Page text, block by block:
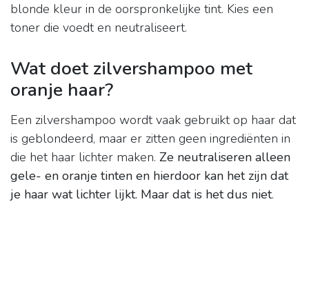
blonde kleur in de oorspronkelijke tint. Kies een
toner die voedt en neutraliseert.
Wat doet zilvershampoo met
oranje haar?
Een zilvershampoo wordt vaak gebruikt op haar dat
is geblondeerd, maar er zitten geen ingrediënten in
die het haar lichter maken. Ze neutraliseren alleen
gele- en oranje tinten en hierdoor kan het zijn dat
je haar wat lichter lijkt. Maar dat is het dus niet.